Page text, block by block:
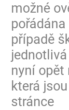
možné
případě
nyní opět
která
stránce